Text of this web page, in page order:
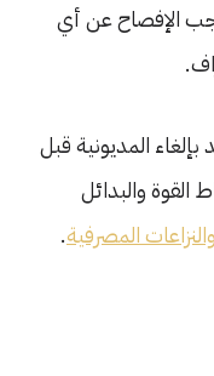
الإفصاح عن أي
المديونية قبل
والبدائل
المصرفية.